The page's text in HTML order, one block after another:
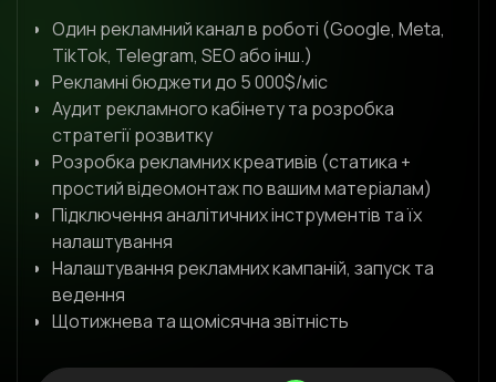
Один рекламний канал в роботі (Google, Meta,
TikTok, Telegram, SEO або інш.)
Рекламні бюджети до 5 000$/міс
Аудит рекламного кабінету та розробка
стратегії розвитку
Розробка рекламних креативів (статика +
простий відеомонтаж по вашим матеріалам)
Підключення аналітичних інструментів та їх
налаштування
Налаштування рекламних кампаній, запуск та
ведення
Щотижнева та щомісячна звітність